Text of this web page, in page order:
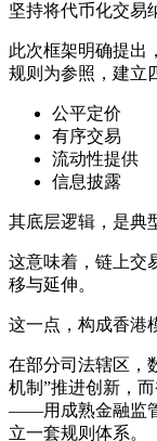
坚持将代币化交易
此次框架明确提出
规则为参照，建立
公平定价
有序交易
流动性提供
信息披露
其底层逻辑，是典
这意味着，链上交
移与延伸。
这一点，构成香港
在部分司法辖区，
机制”推进创新，
——用成熟金融监管
立一套规则体系。